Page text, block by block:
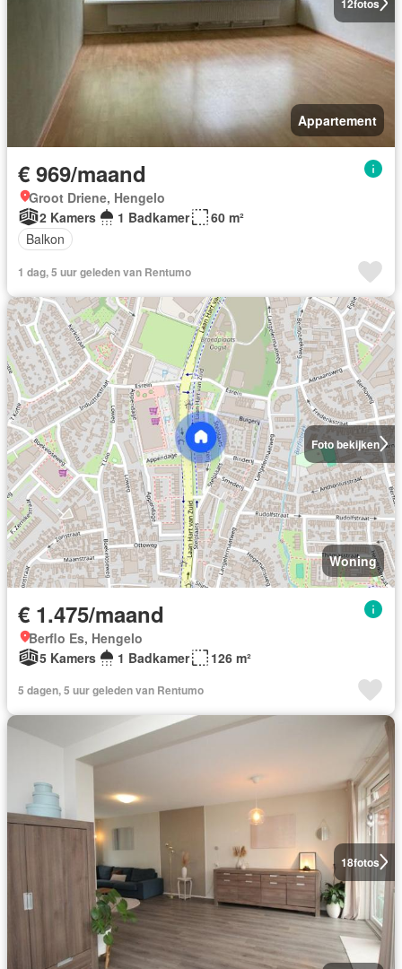
Appartement
€ 969/maand
Groot Driene, Hengelo
2 Kamers
1 Badkamer
60 m²
Balkon
1 dag, 5 uur geleden van Rentumo
Foto bekijken
Woning
€ 1.475/maand
Berflo Es, Hengelo
5 Kamers
1 Badkamer 126 m²
5 dagen, 5 uur geleden van Rentumo
18fotos